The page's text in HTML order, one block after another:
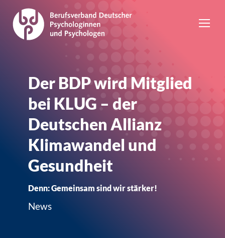
Der BDP wird Mitglied
bei KLUG – der
Deutschen Allianz
Klimawandel und
Gesundheit
Denn: Gemeinsam sind wir stärker!
News